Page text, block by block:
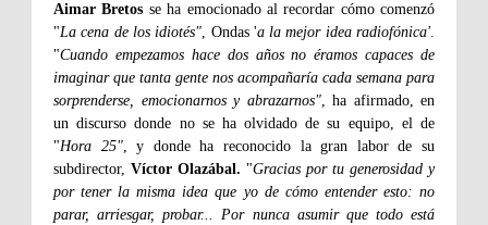
Aimar Bretos se ha emocionado al recordar cómo comenzó
"La cena de los idiotés", Ondas 'a la mejor idea radiofónica'.
"Cuando empezamos hace dos años no éramos capaces de
imaginar que tanta gente nos acompañaría cada semana para
sorprenderse, emocionarnos y abrazarnos", ha afirmado, en
un discurso donde no se ha olvidado de su equipo, el de
"Hora 25", y donde ha reconocido la gran labor de su
subdirector, Víctor Olazábal. "Gracias por tu generosidad y
por tener la misma idea que yo de cómo entender esto: no
parar, arriesgar, probar... Por nunca asumir que todo está